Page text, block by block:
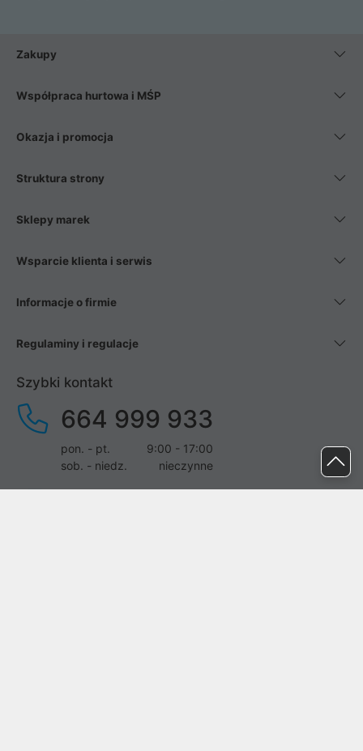
Zakupy
Współpraca hurtowa i MŚP
Okazja i promocja
Struktura strony
Sklepy marek
Wsparcie klienta i serwis
Informacje o firmie
Regulaminy i regulacje
Szybki kontakt
664 999 933
pon. - pt.
9:00 - 17:00
sob. - niedz.
nieczynne